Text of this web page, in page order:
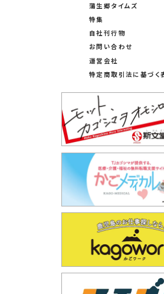
蒲生郷タイムズ
特集
自社刊行物
お問い合わせ
運営会社
特定商取引法に基づく